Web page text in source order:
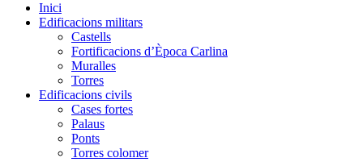
Inici
Edificacions militars
Castells
Fortificacions d’Època Carlina
Muralles
Torres
Edificacions civils
Cases fortes
Palaus
Ponts
Torres colomer